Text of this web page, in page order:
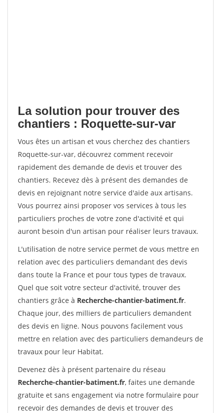
La solution pour trouver des
chantiers : Roquette-sur-var
Vous êtes un artisan et vous cherchez des chantiers
Roquette-sur-var, découvrez comment recevoir
rapidement des demande de devis et trouver des
chantiers. Recevez dès à présent des demandes de
devis en rejoignant notre service d'aide aux artisans.
Vous pourrez ainsi proposer vos services à tous les
particuliers proches de votre zone d'activité et qui
auront besoin d'un artisan pour réaliser leurs travaux.
L'utilisation de notre service permet de vous mettre en
relation avec des particuliers demandant des devis
dans toute la France et pour tous types de travaux.
Quel que soit votre secteur d'activité, trouver des
chantiers grâce à Recherche-chantier-batiment.fr.
Chaque jour, des milliers de particuliers demandent
des devis en ligne. Nous pouvons facilement vous
mettre en relation avec des particuliers demandeurs de
travaux pour leur Habitat.
Devenez dès à présent partenaire du réseau
Recherche-chantier-batiment.fr, faites une demande
gratuite et sans engagement via notre formulaire pour
recevoir des demandes de devis et trouver des